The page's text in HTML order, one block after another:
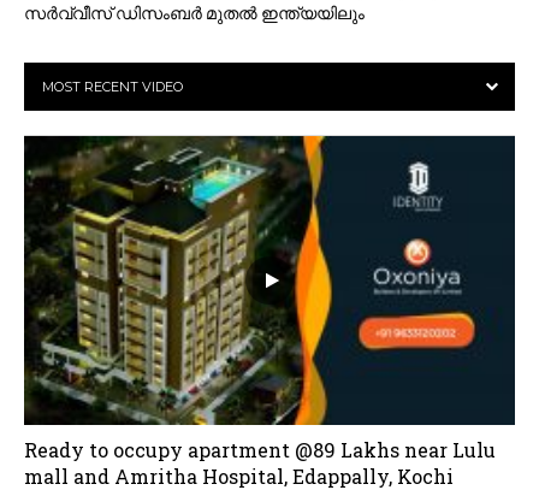
സര്‍വ്വീസ് ഡിസംബർ മുതൽ ഇന്ത്യയിലും
MOST RECENT VIDEO
Ready to occupy apartment @89 Lakhs near Lulu
mall and Amritha Hospital, Edappally, Kochi